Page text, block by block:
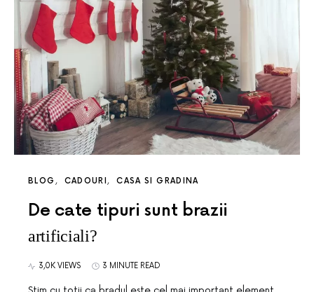
BLOG CADOURI CASA SI GRADINA
De cate tipuri sunt brazii
artificiali?
3,0K VIEWS 3 MINUTE READ